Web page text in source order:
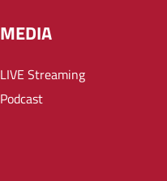
MEDIA
LIVE Streaming
Podcast